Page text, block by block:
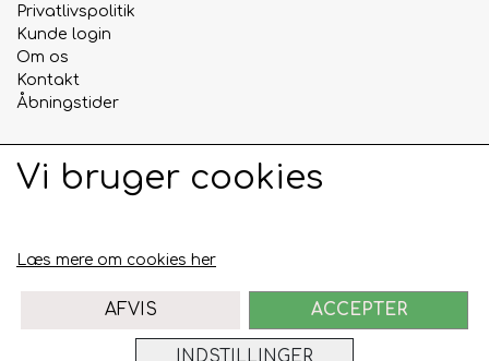
Privatlivspolitik
Kunde login
Om os
Kontakt
Åbningstider
Sociale medier
Vi bruger cookies
Læs mere om cookies her
INDSTILLINGER
AFVIS ACCEPTER